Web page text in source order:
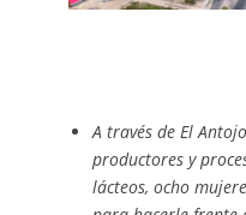
A través de El
productores y
lácteos, ocho